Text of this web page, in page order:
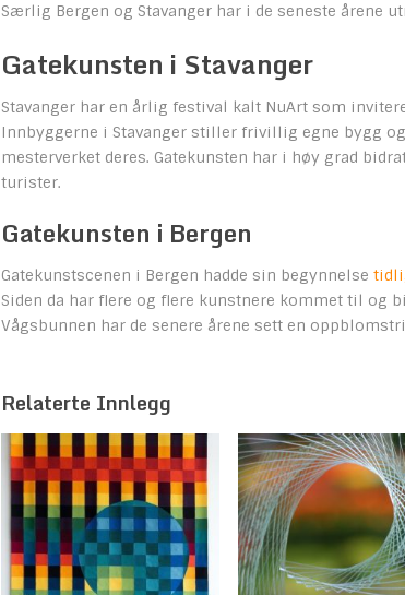
Særlig Bergen og Stavanger har i de seneste årene
Gatekunsten i Stavanger
Stavanger har en årlig festival kalt NuArt som
Innbyggerne i Stavanger stiller frivillig egne bygg
mesterverket deres. Gatekunsten har i høy grad
turister.
Gatekunsten i Bergen
Gatekunstscenen i Bergen hadde sin begynnelse
Siden da har flere og flere kunstnere kommet til
Vågsbunnen har de senere årene sett en
Relaterte Innlegg